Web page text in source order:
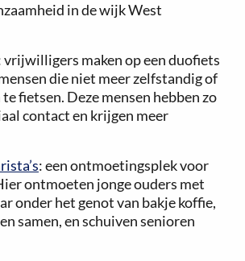
in de wijk West
vrijwilligers maken op een duofiets
die niet meer zelfstandig of
fietsen. Deze mensen hebben zo
contact en krijgen meer
: een ontmoetingsplek voor
ontmoeten jonge ouders met
onder het genot van bakje koffie,
samen, en schuiven senioren